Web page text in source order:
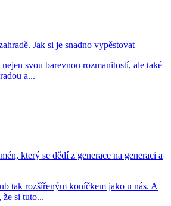
Jak si je snadno vypěstovat
svou barevnou rozmanitostí, ale také
a...
který se dědí z generace na generaci a
tak rozšířeným koníčkem jako u nás. A
že si tuto...